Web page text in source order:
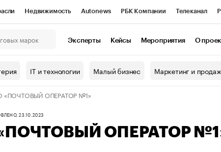
Недвижимость Autonews РБК Компании Телеканал
Проверка контрагентов
Эксперты Кейсы Мероприятия О
IT и технологии Малый бизнес Маркетинг и
ОПЕРАТОР №1»
23.10.2023
ОПЕРАТОР